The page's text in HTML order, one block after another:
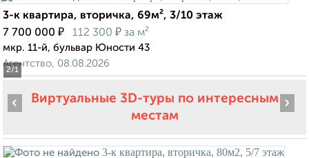
2/1
3-к квартира, вторичка, 69м², 3/10 этаж
7 700 000 ₽ 112 300 ₽ за м²
мкр. 11-й, бульвар Юности 43
Агентство, 08.08.2026
Виртуальные 3D-туры по интересным
местам
‹ ›